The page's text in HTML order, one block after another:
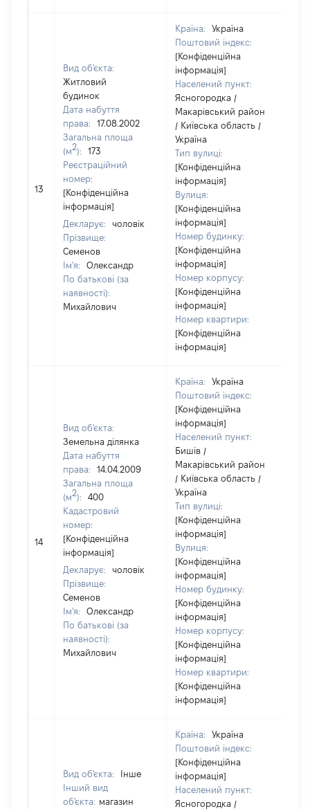
13
Вид об'єкта:
Житловий
будинок
Дата набуття
права:
17.08.2002
Загальна площа
(м2):
173
Реєстраційний
номер:
[Конфіденційна
інформація]
Декларує:
чоловік
Прізвище:
Семенов
Ім'я:
Олександр
По батькові (за
наявності):
Михайлович
Країна:
Україна
Поштовий індекс:
[Конфіденційна
інформація]
Населений пункт:
Ясногородка /
Макарівський район
/ Київська область /
Україна
Тип вулиці:
[Конфіденційна
інформація]
Вулиця:
[Конфіденційна
інформація]
Номер будинку:
[Конфіденційна
інформація]
Номер корпусу:
[Конфіденційна
інформація]
Номер квартири:
[Конфіденційна
інформація]
14
Вид об'єкта:
Земельна ділянка
Дата набуття
права:
14.04.2009
Загальна площа
(м2):
400
Кадастровий
номер:
[Конфіденційна
інформація]
Декларує:
чоловік
Прізвище:
Семенов
Ім'я:
Олександр
По батькові (за
наявності):
Михайлович
Країна:
Україна
Поштовий індекс:
[Конфіденційна
інформація]
Населений пункт:
Бишів /
Макарівський район
/ Київська область /
Україна
Тип вулиці:
[Конфіденційна
інформація]
Вулиця:
[Конфіденційна
інформація]
Номер будинку:
[Конфіденційна
інформація]
Номер корпусу:
[Конфіденційна
інформація]
Номер квартири:
[Конфіденційна
інформація]
Вид об'єкта:
Інше
Інший вид
об'єкта: магазин
Країна:
Україна
Поштовий індекс:
[Конфіденційна
інформація]
Населений пункт:
Ясногородка /